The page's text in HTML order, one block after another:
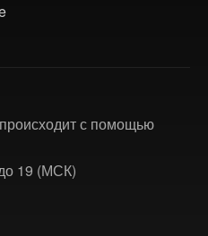
с помощью
19 (МСК)